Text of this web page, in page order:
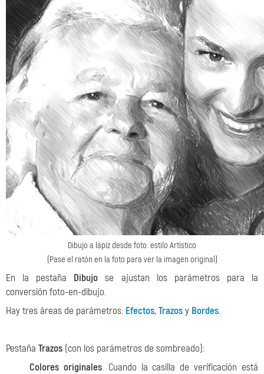
Dibujo a lápiz desde foto: estilo Artístico
(Pase el ratón en la foto para ver la imagen original)
En la pestaña Dibujo se ajustan los parámetros para la
conversión foto-en-dibujo.
Hay tres áreas de parámetros: Efectos, Trazosy Bordes.
Pestaña Trazos (con los parámetros de sombreado):
Colores originales. Cuando la casilla de verificación está